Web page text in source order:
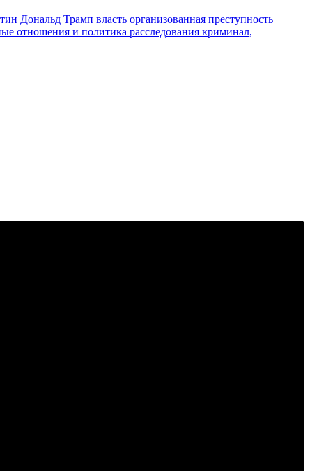
Дональд Трамп власть организованная преступность
отношения и политика расследования криминал,